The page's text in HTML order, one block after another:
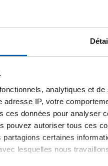
analytiques et
IP, votre
données pour analyser
pouvez autoriser tous ces
certaines
lesquelles nous
Téléchargements